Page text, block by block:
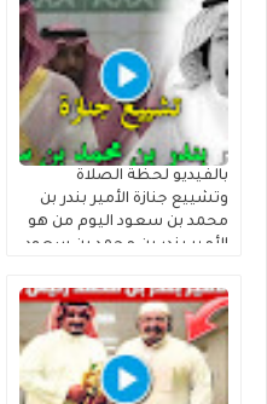
بالفيديو لحظة الصلاة
وتشييع جنازة الأمير بندر بن
محمد بن سعود اليوم من هو
الأمير بندر بن محمد بن سعود